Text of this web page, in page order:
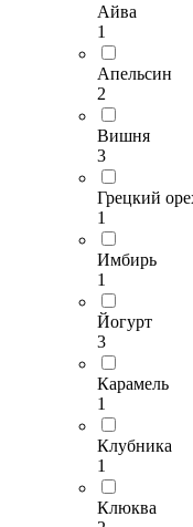
Айва
1
Апельсин
2
Вишня
3
Грецкий
1
Имбирь
1
Йогурт
3
Карамель
1
Клубника
1
Клюква